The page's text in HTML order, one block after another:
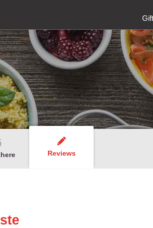
Reviews